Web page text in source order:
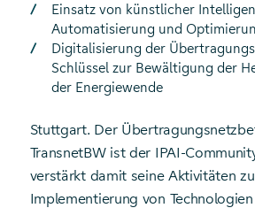
Einsatz von künstlicher
Automatisierung und
Digitalisierung der
Schlüssel zur Bewältigung der
der Energiewende
Stuttgart. Der
TransnetBW ist der IPAI-
verstärkt damit seine Aktivitäten
Implementierung von